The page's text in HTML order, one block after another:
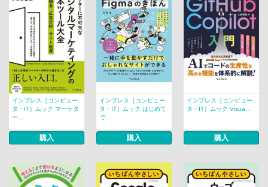
インプレス［コンピュー
タ・IT］ムック マーケタ
ー...
購入
インプレス［コンピュー
タ・IT］ムック はじめて
で...
購入
インプレス［コンピュー
タ・IT］ムック Visua...
購入